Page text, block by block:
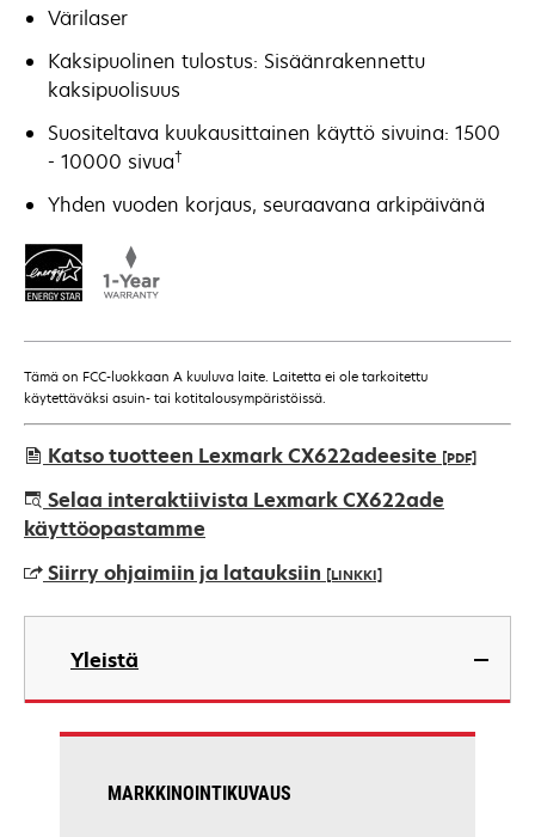
Värilaser
Kaksipuolinen tulostus: Sisäänrakennettu
kaksipuolisuus
Suositeltava kuukausittainen käyttö sivuina: 1500
- 10000 sivua†
Yhden vuoden korjaus, seuraavana arkipäivänä
Tämä on FCC-luokkaan A kuuluva laite. Laitetta ei ole tarkoitettu
käytettäväksi asuin- tai kotitalousympäristöissä.
Katso tuotteen Lexmark CX622adeesite [PDF]
opens
in
new
tab
Selaa interaktiivista Lexmark CX622ade
käyttöopastamme
Siirry ohjaimiin ja latauksiin [LINKKI]
opens
new
Yleistä
MARKKINOINTIKUVAUS